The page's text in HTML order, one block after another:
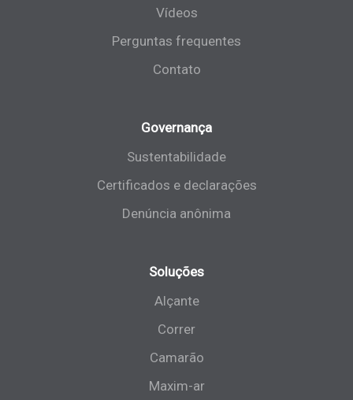
Vídeos
Perguntas frequentes
Contato
Governança
Sustentabilidade
Certificados e declarações
Denúncia anônima
Soluções
Alçante
Correr
Camarão
Maxim-ar